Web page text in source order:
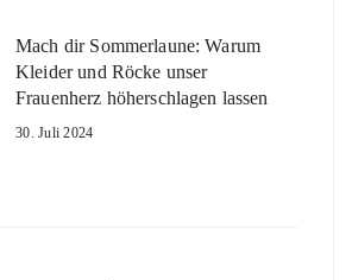
Mach dir Sommerlaune: Warum
Kleider und Röcke unser
Frauenherz höherschlagen lassen
30. Juli 2024